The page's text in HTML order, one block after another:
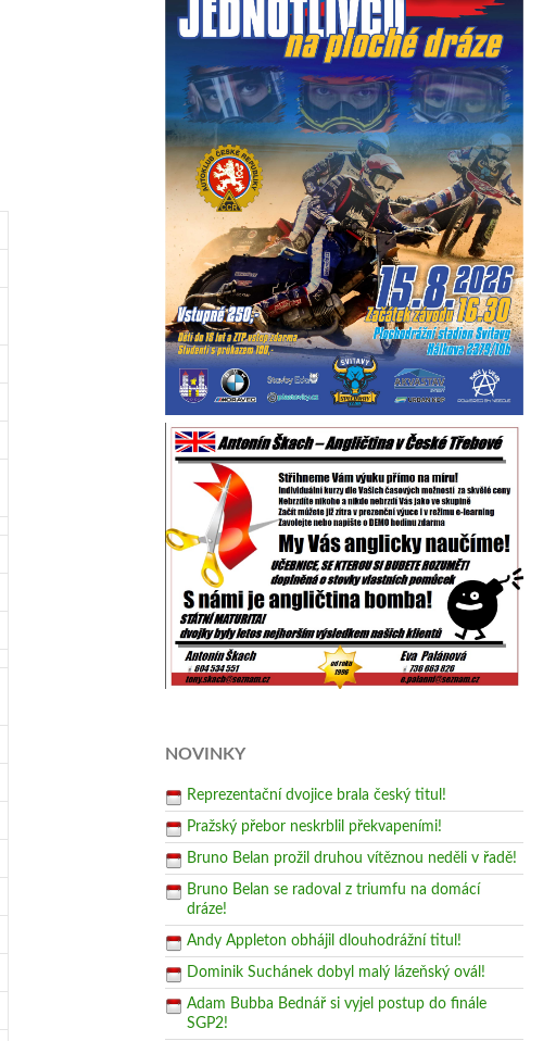
NOVINKY
Reprezentační dvojice brala český titul!
Pražský přebor neskrblil překvapeními!
Bruno Belan prožil druhou vítěznou neděli v řadě!
Bruno Belan se radoval z triumfu na domácí
dráze!
Andy Appleton obhájil dlouhodrážní titul!
Dominik Suchánek dobyl malý lázeňský ovál!
Adam Bubba Bednář si vyjel postup do finále
SGP2!